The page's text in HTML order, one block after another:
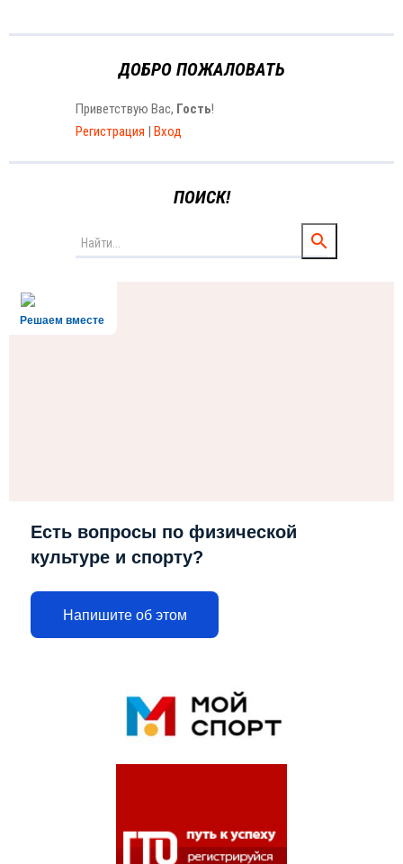
ДОБРО ПОЖАЛОВАТЬ
Приветствую Вас, Гость!
Регистрация | Вход
ПОИСК!
Решаем вместе
Есть вопросы по физической
культуре и спорту?
Напишите об этом